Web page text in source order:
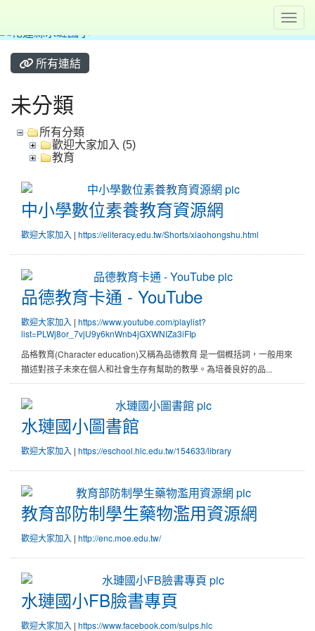
所有連結
未分類
所有分類
歡迎大家加入 (5)
教育
中小學數位素養教育資源網
中小學數位素養教育資源網
歡迎大家加入 | https://eliteracy.edu.tw/Shorts/xiaohongshu.html
品德教育卡通 - YouTube
品德教育卡通 - YouTube
歡迎大家加入 | https://www.youtube.com/playlist?
list=PLWj8or_7vjU9y6knWnb4jGXWNIZa3iFIp
品格教育(Character education)又稱為品德教育 是一個概括詞，一般用來
描述對孩子未來在個人和社會生存有幫助的教學。為培養良好的品...
水璉國小圖書館
歡迎大家加入 | https://eschool.hlc.edu.tw/154633/library
教育部防制學生藥物濫用資源網
教育部防制學生藥物濫用資源網
歡迎大家加入 | http://enc.moe.edu.tw/
水璉國小FB臉書專頁
水璉國小FB臉書專頁
歡迎大家加入 | https://www.facebook.com/sulps.hlc